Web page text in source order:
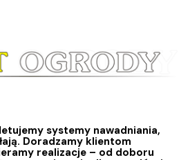
systemy nawadniania,
Doradzamy klientom
realizacje – od doboru